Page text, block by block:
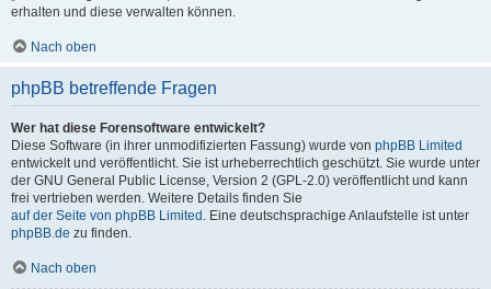
erhalten und diese verwalten können.
Nach oben
phpBB betreffende Fragen
Wer hat diese Forensoftware entwickelt?
Diese Software (in ihrer unmodifizierten Fassung) wurde von phpBB Limited
entwickelt und veröffentlicht. Sie ist urheberrechtlich geschützt. Sie wurde unter
der GNU General Public License, Version 2 (GPL-2.0) veröffentlicht und kann
frei vertrieben werden. Weitere Details finden Sie
auf der Seite von phpBB Limited . Eine deutschsprachige Anlaufstelle ist unter
phpBB.de zu finden.
Nach oben